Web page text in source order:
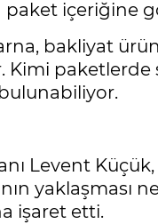
paket içeriğine
bakliyat
Kimi
Levent
yaklaşması
işaret etti.